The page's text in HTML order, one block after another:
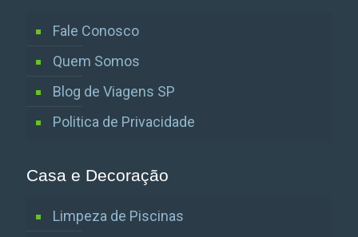
Fale Conosco
Quem Somos
Blog de Viagens SP
Politica de Privacidade
Casa e Decoração
Limpeza de Piscinas